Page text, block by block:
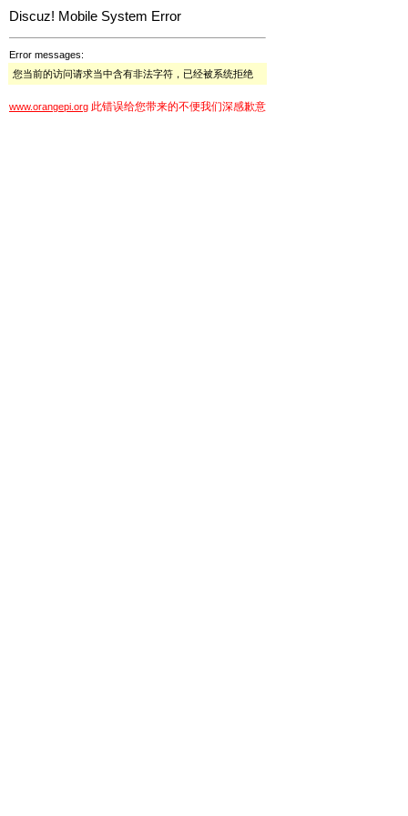
Discuz! Mobile System Error
Error messages:
您当前的访问请求当中含有非法字符，已经被系统拒绝
www.orangepi.org 此错误给您带来的不便我们深感歉意